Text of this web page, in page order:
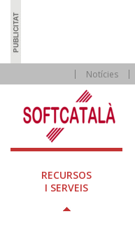
Notícies
RECURSOS
I SERVEIS